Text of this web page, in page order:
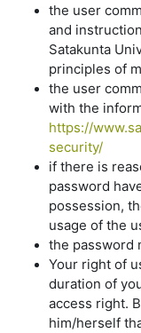
the user
and
Satakunta
principles of
the user
with the
https://
security/
if there is
password
possession,
usage of the
the password
Your right of
duration of
access right.
him/herself